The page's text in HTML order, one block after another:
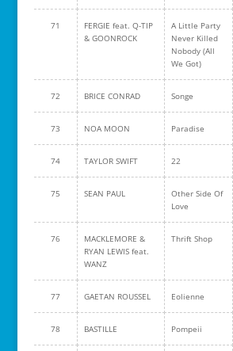
71
FERGIE feat. Q-TIP
& GOONROCK
A Little Party
Never Killed
Nobody (All
We Got)
72 BRICE CONRAD Songe
73 NOA MOON Paradise
74 TAYLOR SWIFT 22
75 SEAN PAUL
Other Side Of
Love
76
MACKLEMORE &
RYAN LEWIS feat.
WANZ
Thrift Shop
77 GAETAN ROUSSEL Eolienne
78 BASTILLE Pompeii